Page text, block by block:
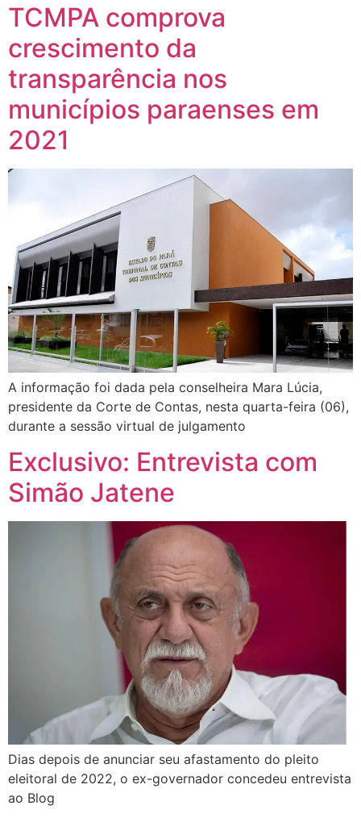
TCMPA comprova
crescimento da
transparência nos
municípios paraenses em
2021
A informação foi dada pela conselheira Mara Lúcia,
presidente da Corte de Contas, nesta quarta-feira (06),
durante a sessão virtual de julgamento
Exclusivo: Entrevista com
Simão Jatene
Dias depois de anunciar seu afastamento do pleito
eleitoral de 2022, o ex-governador concedeu entrevista
ao Blog